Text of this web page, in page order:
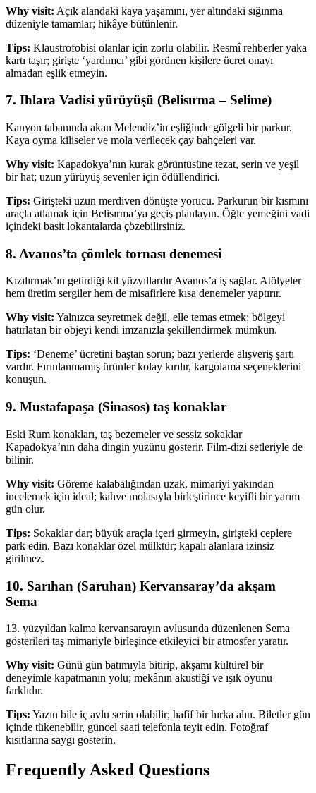
Why visit: Açık alandaki kaya yaşamını, yer altındaki sığınma
düzeniyle tamamlar; hikâye bütünlenir.
Tips: Klaustrofobisi olanlar için zorlu olabilir. Resmî rehberler yaka
kartı taşır; girişte ‘yardımcı’ gibi görünen kişilere ücret onayı
almadan eşlik etmeyin.
7. Ihlara Vadisi yürüyüşü (Belisırma – Selime)
Kanyon tabanında akan Melendiz’in eşliğinde gölgeli bir parkur.
Kaya oyma kiliseler ve mola verilecek çay bahçeleri var.
Why visit: Kapadokya’nın kurak görüntüsüne tezat, serin ve yeşil
bir hat; uzun yürüyüş sevenler için ödüllendirici.
Tips: Girişteki uzun merdiven dönüşte yorucu. Parkurun bir kısmını
araçla atlamak için Belisırma’ya geçiş planlayın. Öğle yemeğini vadi
içindeki basit lokantalarda çözebilirsiniz.
8. Avanos’ta çömlek tornası denemesi
Kızılırmak’ın getirdiği kil yüzyıllardır Avanos’a iş sağlar. Atölyeler
hem üretim sergiler hem de misafirlere kısa denemeler yaptırır.
Why visit: Yalnızca seyretmek değil, elle temas etmek; bölgeyi
hatırlatan bir objeyi kendi imzanızla şekillendirmek mümkün.
Tips: ‘Deneme’ ücretini baştan sorun; bazı yerlerde alışveriş şartı
vardır. Fırınlanmamış ürünler kolay kırılır, kargolama seçeneklerini
konuşun.
9. Mustafapaşa (Sinasos) taş konaklar
Eski Rum konakları, taş bezemeler ve sessiz sokaklar
Kapadokya’nın daha dingin yüzünü gösterir. Film-dizi setleriyle de
bilinir.
Why visit: Göreme kalabalığından uzak, mimariyi yakından
incelemek için ideal; kahve molasıyla birleştirince keyifli bir yarım
gün olur.
Tips: Sokaklar dar; büyük araçla içeri girmeyin, girişteki ceplere
park edin. Bazı konaklar özel mülktür; kapalı alanlara izinsiz
girilmez.
10. Sarıhan (Saruhan) Kervansaray’da akşam
Sema
13. yüzyıldan kalma kervansarayın avlusunda düzenlenen Sema
gösterileri taş mimariyle birleşince etkileyici bir atmosfer yaratır.
Why visit: Günü gün batımıyla bitirip, akşamı kültürel bir
deneyimle kapatmanın yolu; mekânın akustiği ve ışık oyunu
farklıdır.
Tips: Yazın bile iç avlu serin olabilir; hafif bir hırka alın. Biletler gün
içinde tükenebilir, güncel saati telefonla teyit edin. Fotoğraf
kısıtlarına saygı gösterin.
Frequently Asked Questions